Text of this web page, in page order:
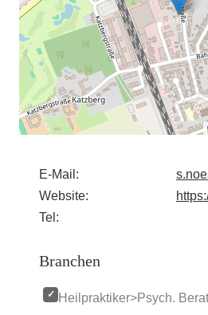
E-Mail:
Website:
Tel:
Branchen
Heilpraktiker>Psych.